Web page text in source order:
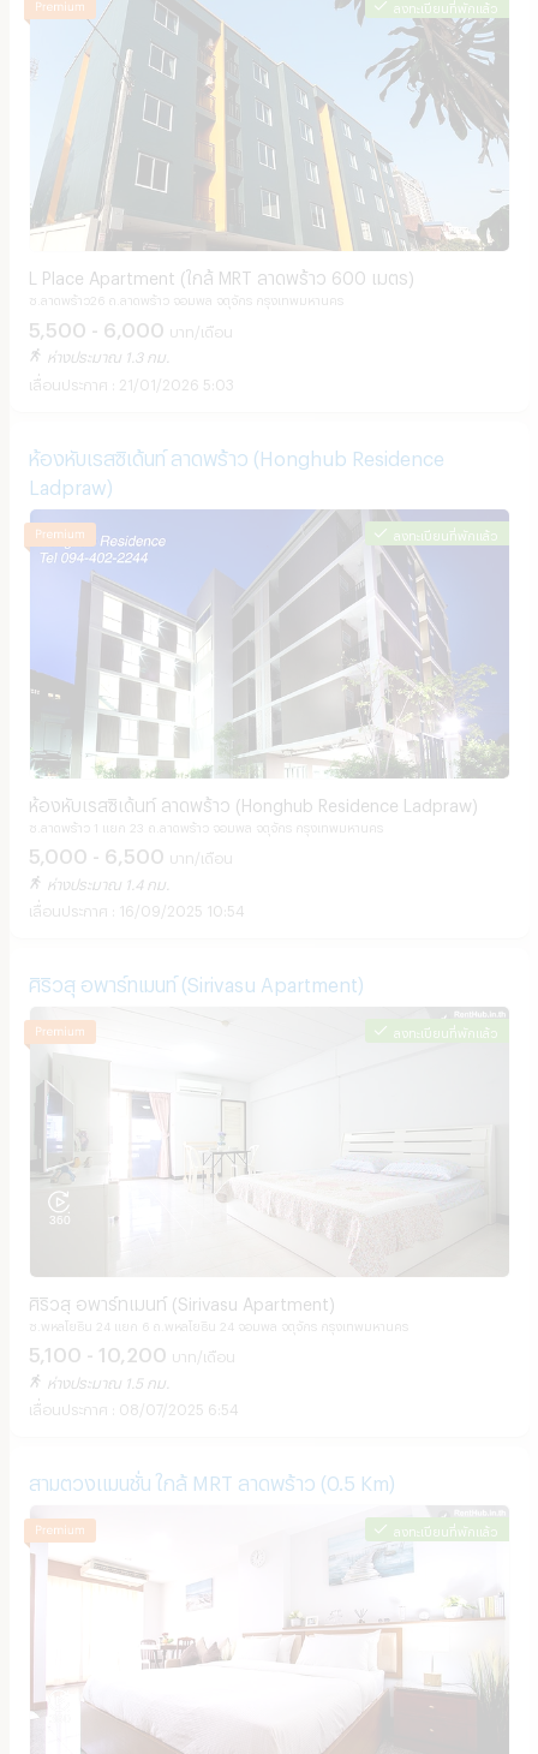
ลงทะเบียนที่พักแล้ว
L Place Apartment (ใกล้ MRT ลาดพร้าว 600 เมตร)
ซ.ลาดพร้าว26 ถ.ลาดพร้าว จอมพล จตุจักร กรุงเทพมหานคร
5,500 - 6,000 บาท/เดือน
ห่างประมาณ 1.3 กม.
21/01/2026 5:03
ห้องหับเรสซิเด้นท์ ลาดพร้าว (Honghub Residence
Ladpraw)
ลงทะเบียนที่พักแล้ว
ห้องหับเรสซิเด้นท์ ลาดพร้าว (Honghub Residence Ladpraw)
ซ.ลาดพร้าว 1 แยก 23 ถ.ลาดพร้าว จอมพล จตุจักร กรุงเทพมหานคร
5,000 - 6,500 บาท/เดือน
ห่างประมาณ 1.4 กม.
16/09/2025 10:54
ศิริวสุ อพาร์ทเมนท์ (Sirivasu Apartment)
ลงทะเบียนที่พักแล้ว
ศิริวสุ อพาร์ทเมนท์ (Sirivasu Apartment)
ซ.พหลโยธิน 24 แยก 6 ถ.พหลโยธิน 24 จอมพล จตุจักร กรุงเทพมหานคร
5,100 - 10,200 บาท/เดือน
ห่างประมาณ 1.5 กม.
08/07/2025 6:54
สามตวงแมนชั่น ใกล้ MRT ลาดพร้าว (0.5 Km)
ลงทะเบียนที่พักแล้ว